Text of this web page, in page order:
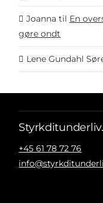
Joanna til En
gøre ondt
Lene Gundahl
+45 61 78 72 76